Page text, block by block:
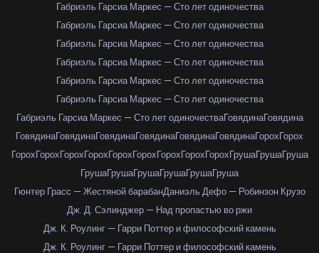
Габриэль Гарсиа Маркес — Сто лет одиночества
Габриэль Гарсиа Маркес — Сто лет одиночества
Габриэль Гарсиа Маркес — Сто лет одиночества
Габриэль Гарсиа Маркес — Сто лет одиночества
Габриэль Гарсиа Маркес — Сто лет одиночества
Габриэль Гарсиа Маркес — Сто лет одиночества
Габриэль Гарсиа Маркес — Сто лет одиночестваГовядинаГовядина
ГовядинаГовядинаГовядинаГовядинаГовядинаГовядинаГорохГорох
ГорохГорохГорохГорохГорохГорохГорохГорохГорохГрушаГрушаГруша
ГрушаГрушаГрушаГрушаГрушаГруша
Гюнтер Грасс — Жестяной барабанДаниэль Дефо — Робинзон Крузо
Дж. Д. Сэлинджер — Над пропастью во ржи
Дж. К. Роулинг — Гарри Поттер и философский камень
Дж. К. Роулинг — Гарри Поттер и философский камень